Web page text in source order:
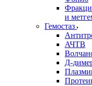
и
Гемостаз
АЧТВ
Д-